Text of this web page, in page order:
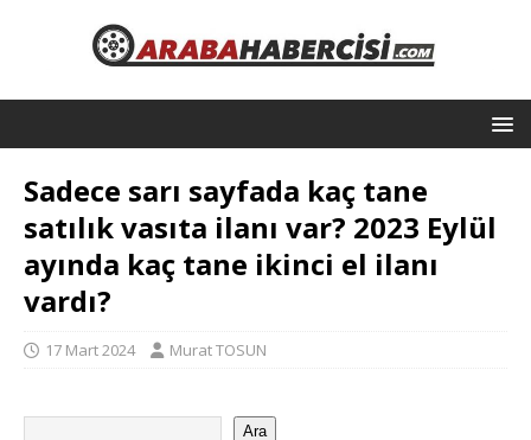
Sadece sarı sayfada kaç tane
satılık vasıta ilanı var? 2023 Eylül
ayında kaç tane ikinci el ilanı
vardı?
17 Mart 2024 Murat TOSUN
Ara